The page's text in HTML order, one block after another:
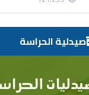
صيدلية الحراسة